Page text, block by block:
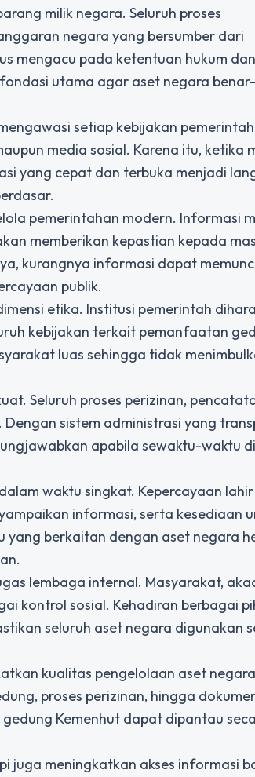
milik negara. Seluruh proses
negara yang bersumber dari
mengacu pada ketentuan hukum
utama agar aset negara
setiap kebijakan
media sosial. Karena itu, ketika
yang cepat dan terbuka menjadi
pemerintahan modern. Informasi
memberikan kepastian kepada
kurangnya informasi dapat
publik.
etika. Institusi pemerintah
kebijakan terkait pemanfaatan
luas sehingga tidak
Seluruh proses perizinan,
sistem administrasi yang
apabila sewaktu-waktu
waktu singkat. Kepercayaan
informasi, serta kesediaan
yang berkaitan dengan aset negara
lembaga internal. Masyarakat,
kontrol sosial. Kehadiran berbagai
seluruh aset negara digunakan
kualitas pengelolaan aset
proses perizinan, hingga
Kemenhut dapat dipantau
juga meningkatkan akses informasi